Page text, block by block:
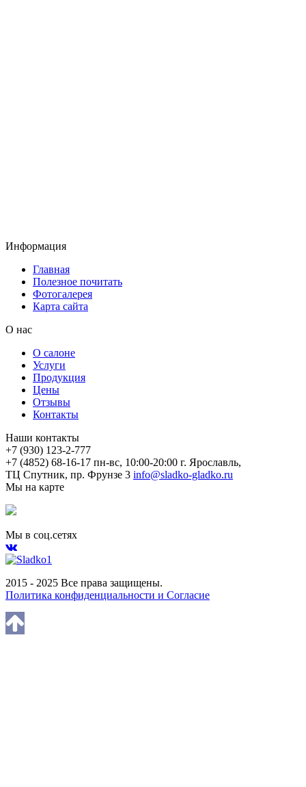
Информация
Главная
Полезное почитать
Фотогалерея
Карта сайта
О нас
О салоне
Услуги
Продукция
Цены
Отзывы
Контакты
Наши контакты
+7 (930) 123-2-777
+7 (4852) 68-16-17 пн-вс, 10:00-20:00 г. Ярославль,
ТЦ Спутник, пр. Фрунзе 3 info@sladko-gladko.ru
Мы на карте
Мы в соц.сетях
2015 - 2025 Все права защищены.
Политика конфиденциальности и Согласие